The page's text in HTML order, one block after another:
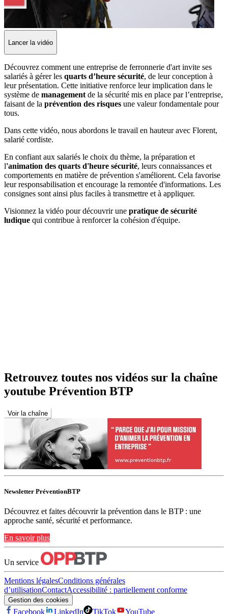
Lancer la vidéo
Découvrez comment une entreprise de ferronnerie d'art invite ses
salariés à gérer les quarts d’heure sécurité, de leur conception à
leur présentation. Cette initiative renforce leur implication dans le
système de management de la sécurité mis en place par l’entreprise,
faisant de la prévention des risques une valeur fondamentale pour
tous.
Dans cette vidéo, nous abordons le travail en hauteur avec Florent,
salarié cordiste.
En confiant aux salariés le choix du thème, la préparation et
l'animation des quarts d'heure sécurité, leurs connaissances et
comportements en matière de prévention s'améliorent. Cela favorise
leur responsabilisation et encourage la remontée d'informations. Les
consignes sont ainsi plus faciles à transmettre et à appliquer.
Visionnez la vidéo pour découvrir une pratique de sécurité
ludique qui contribue à renforcer la cohésion d'équipe.
Retrouvez toutes nos vidéos sur la chaîne
youtube Prévention BTP
Voir la chaîne
Newsletter PréventionBTP
Découvrez et faites découvrir la prévention dans le BTP : une
approche santé, sécurité et performance.
En savoir plus
Un service
Mentions légalesConditions générales
d’utilisationContactAccessibilité : partiellement conforme
Gestion des cookies
Facebook LinkedIn TikTok YouTube